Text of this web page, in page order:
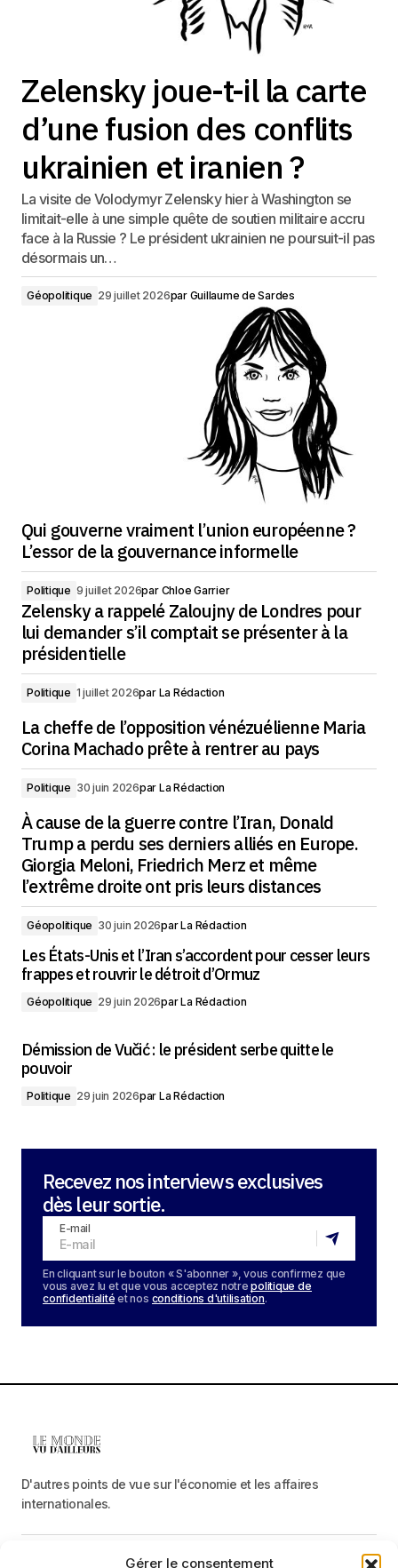
Gérer le consentement
Zelensky joue-t-il la carte
d’une fusion des conflits
ukrainien et iranien ?
La visite de Volodymyr Zelensky hier à Washington se
limitait-elle à une simple quête de soutien militaire accru
face à la Russie ? Le président ukrainien ne poursuit-il pas
désormais un…
Géopolitique 29 juillet 2026par Guillaume de Sardes
Qui gouverne vraiment l’union européenne ?
L’essor de la gouvernance informelle
Politique 9 juillet 2026par Chloe Garrier
Zelensky a rappelé Zaloujny de Londres pour
lui demander s’il comptait se présenter à la
présidentielle
Politique 1 juillet 2026par La Rédaction
La cheffe de l’opposition vénézuélienne Maria
Corina Machado prête à rentrer au pays
Politique 30 juin 2026par La Rédaction
À cause de la guerre contre l’Iran, Donald
Trump a perdu ses derniers alliés en Europe.
Giorgia Meloni, Friedrich Merz et même
l’extrême droite ont pris leurs distances
Géopolitique 30 juin 2026parLa Rédaction
Les États-Unis et l’Iran s’accordent pour cesser leurs
frappes et rouvrir le détroit d’Ormuz
Géopolitique 29 juin 2026parLa Rédaction
Démission de Vučić : le président serbe quitte le
pouvoir
Politique 29 juin 2026par La Rédaction
Recevez nos interviews exclusives
dès leur sortie.
E-mail
En cliquant sur le bouton « S'abonner », vous confirmez que
vous avez lu et que vous acceptez notrepolitique de
confidentialité et nos conditions d'utilisation.
D'autres points de vue sur l'économie et les affaires
internationales.